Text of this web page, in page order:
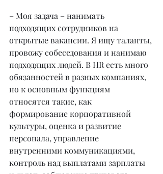
– Моя задача – нанимать
подходящих сотрудников на
открытые вакансии. Я ищу таланты,
провожу собеседования и нанимаю
подходящих людей. В HR есть много
обязанностей в разных компаниях,
но к основным функциям
относятся такие, как
формирование корпоративной
культуры, оценка и развитие
персонала, управление
внутренними коммуникациями,
контроль над выплатами зарплаты